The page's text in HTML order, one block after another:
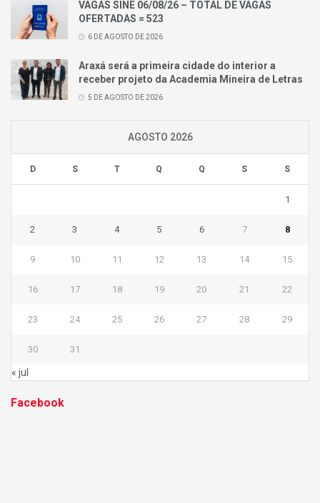
VAGAS SINE 06/08/26 – TOTAL DE VAGAS
OFERTADAS = 523
6 DE AGOSTO DE 2026
Araxá será a primeira cidade do interior a
receber projeto da Academia Mineira de Letras
5 DE AGOSTO DE 2026
AGOSTO 2026
D S T Q Q S S
1
2 3 4 5 6 7 8
9 10 11 12 13 14 15
16 17 18 19 20 21 22
23 24 25 26 27 28 29
30 31
« jul
Facebook